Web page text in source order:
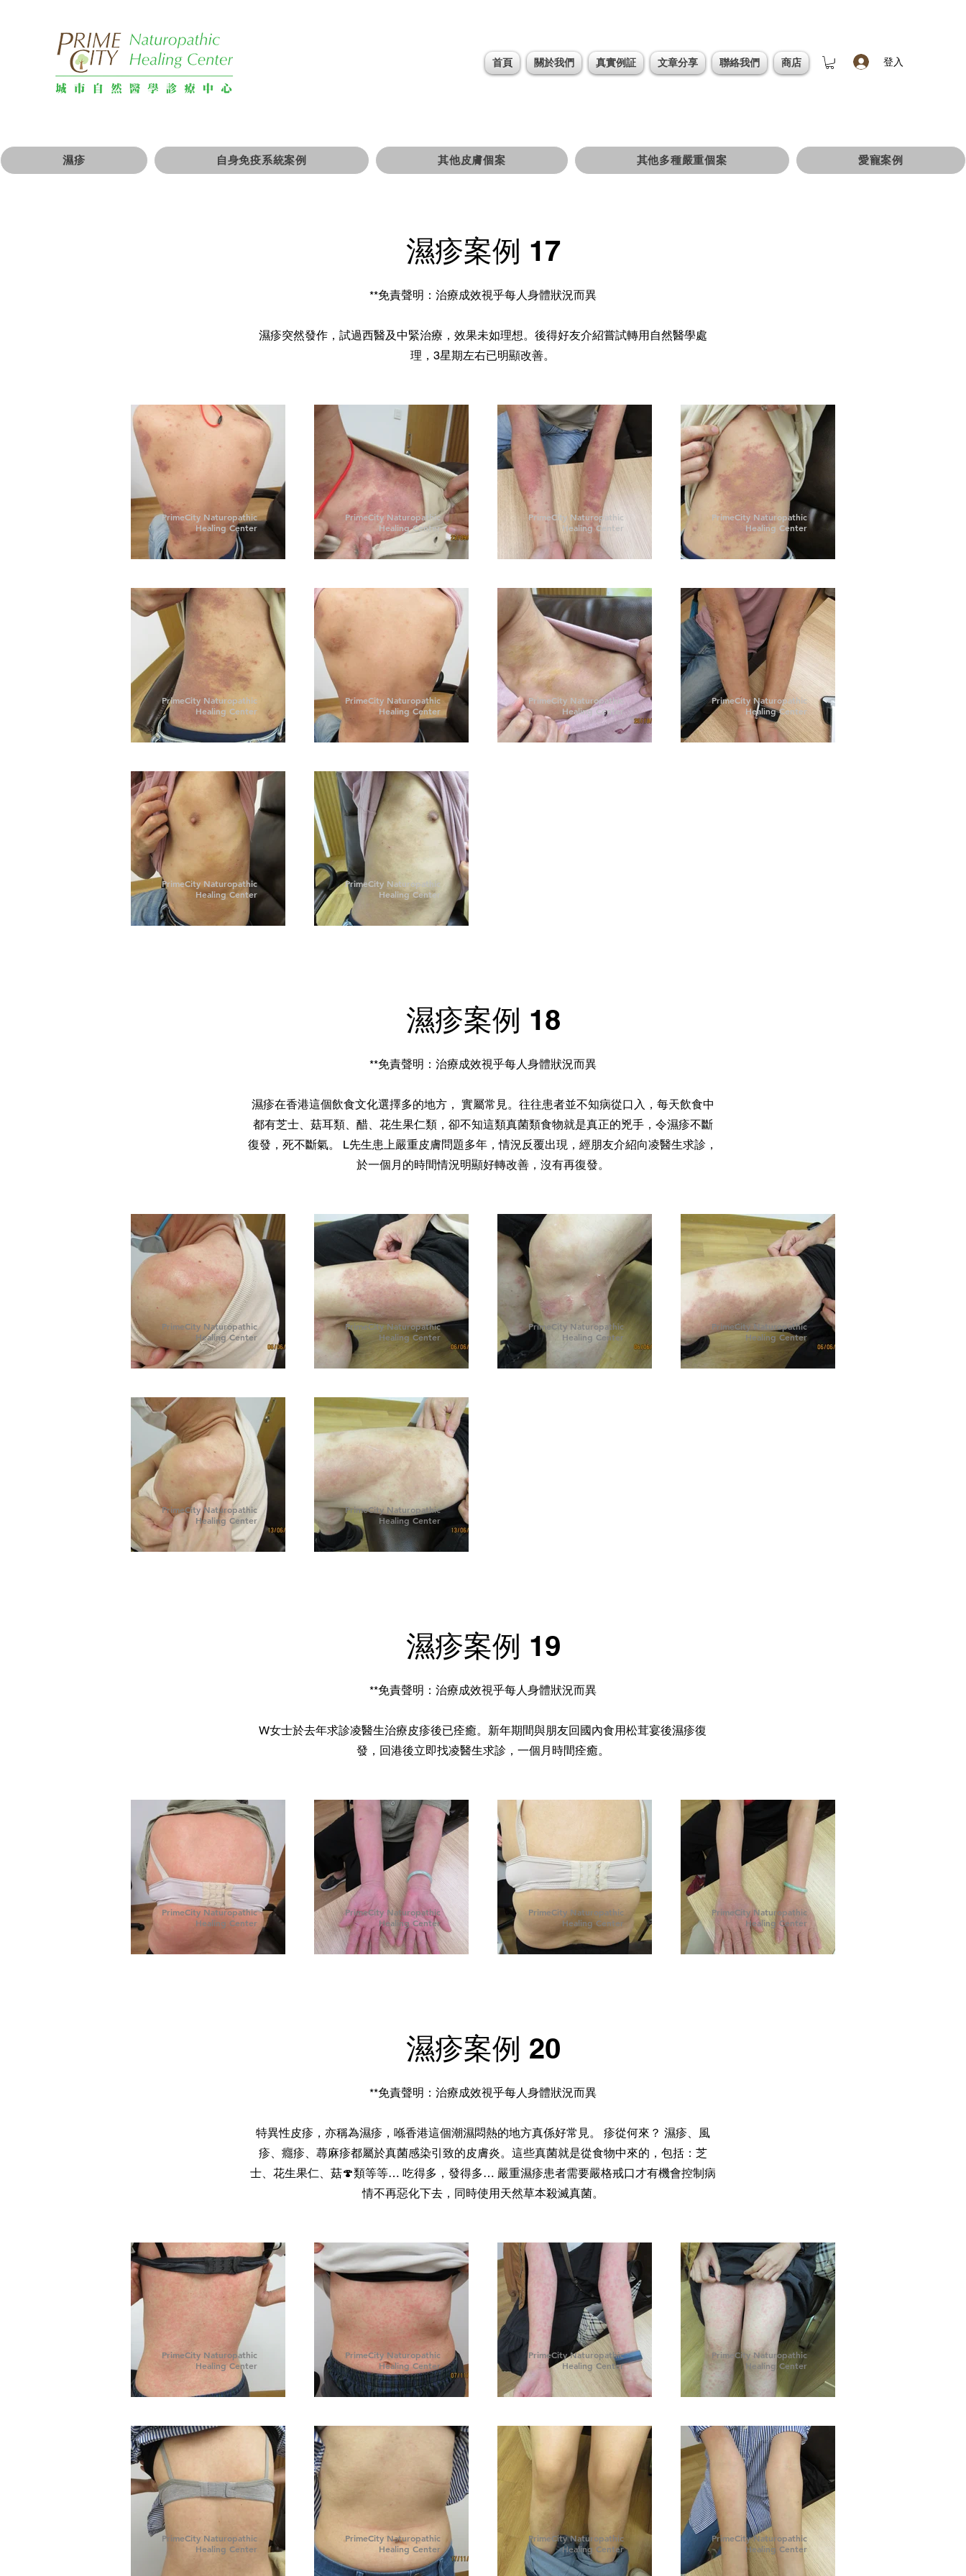
首頁 關於我們 真實例証 文章分享 聯絡我們 商店 登入
濕疹 自身免疫系統案例 其他皮膚個案 其他多種嚴重個案 愛寵案例
濕疹案例 17
**免責聲明：治療成效視乎每人身體狀況而異
濕疹突然發作，試過西醫及中緊治療，效果未如理想。後得好友介紹嘗試轉用自然醫學處
理，3星期左右已明顯改善。
PrimeCity Naturopathic
Healing Center
PrimeCity Naturopathic
Healing Center
PrimeCity Naturopathic
Healing Center
PrimeCity Naturopathic
Healing Center
PrimeCity Naturopathic
Healing Center
PrimeCity Naturopathic
Healing Center
PrimeCity Naturopathic
Healing Center
PrimeCity Naturopathic
Healing Center
PrimeCity Naturopathic
Healing Center
PrimeCity Naturopathic
Healing Center
濕疹案例 18
**免責聲明：治療成效視乎每人身體狀況而異
濕疹在香港這個飲食文化選擇多的地方， 實屬常見。往往患者並不知病從口入，每天飲食中
都有芝士、菇耳類、醋、花生果仁類，卻不知這類真菌類食物就是真正的兇手，令濕疹不斷
復發，死不斷氣。 L先生患上嚴重皮膚問題多年，情況反覆出現，經朋友介紹向凌醫生求診，
於一個月的時間情況明顯好轉改善，沒有再復發。
PrimeCity Naturopathic
Healing Center
PrimeCity Naturopathic
Healing Center
PrimeCity Naturopathic
Healing Center
PrimeCity Naturopathic
Healing Center
PrimeCity Naturopathic
Healing Center
PrimeCity Naturopathic
Healing Center
濕疹案例 19
**免責聲明：治療成效視乎每人身體狀況而異
W女士於去年求診凌醫生治療皮疹後已痊癒。新年期間與朋友回國內食用松茸宴後濕疹復
發，回港後立即找凌醫生求診，一個月時間痊癒。
PrimeCity Naturopathic
Healing Center
PrimeCity Naturopathic
Healing Center
PrimeCity Naturopathic
Healing Center
PrimeCity Naturopathic
Healing Center
濕疹案例 20
**免責聲明：治療成效視乎每人身體狀況而異
特異性皮疹，亦稱為濕疹，喺香港這個潮濕悶熱的地方真係好常見。 疹從何來？ 濕疹、風
疹、癮疹、蕁麻疹都屬於真菌感染引致的皮膚炎。這些真菌就是從食物中來的，包括：芝
士、花生果仁、菇🍄類等等… 吃得多，發得多… 嚴重濕疹患者需要嚴格戒口才有機會控制病
情不再惡化下去，同時使用天然草本殺滅真菌。
PrimeCity Naturopathic
Healing Center
PrimeCity Naturopathic
Healing Center
PrimeCity Naturopathic
Healing Center
PrimeCity Naturopathic
Healing Center
PrimeCity Naturopathic
Healing Center
PrimeCity Naturopathic
Healing Center
PrimeCity Naturopathic
Healing Center
PrimeCity Naturopathic
Healing Center